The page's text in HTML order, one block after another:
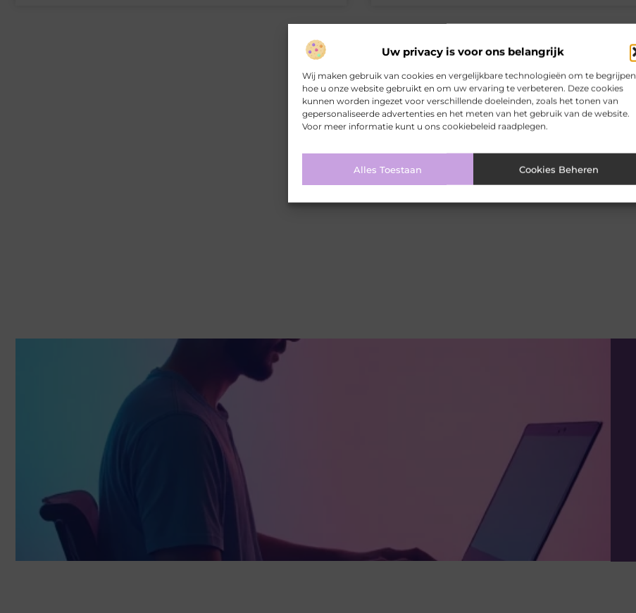
Uw privacy is voor ons belangrijk
Wij maken gebruik van cookies en vergelijkbare technologieën om te begrijpen
hoe u onze website gebruikt en om uw ervaring te verbeteren. Deze cookies
kunnen worden ingezet voor verschillende doeleinden, zoals het tonen van
gepersonaliseerde advertenties en het meten van het gebruik van de website.
Voor meer informatie kunt u ons cookiebeleid raadplegen.
Alles Toestaan Cookies Beheren